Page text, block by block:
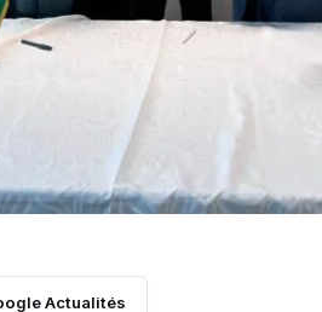
Actualités